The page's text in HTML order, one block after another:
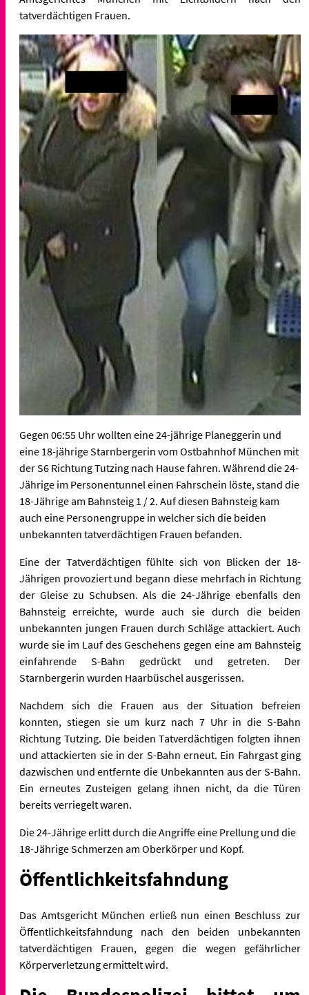
tatverdächtigen Frauen.
Gegen 06:55 Uhr wollten eine 24-jährige Planeggerin und
eine 18-jährige Starnbergerin vom Ostbahnhof München mit
der S6 Richtung Tutzing nach Hause fahren. Während die 24-
Jährige im Personentunnel einen Fahrschein löste, stand die
18-Jährige am Bahnsteig 1 / 2. Auf diesen Bahnsteig kam
auch eine Personengruppe in welcher sich die beiden
unbekannten tatverdächtigen Frauen befanden.
Eine der Tatverdächtigen fühlte sich von Blicken der 18-
Jährigen provoziert und begann diese mehrfach in Richtung
der Gleise zu Schubsen. Als die 24-Jährige ebenfalls den
Bahnsteig erreichte, wurde auch sie durch die beiden
unbekannten jungen Frauen durch Schläge attackiert. Auch
wurde sie im Lauf des Geschehens gegen eine am Bahnsteig
einfahrende S-Bahn gedrückt und getreten. Der
Starnbergerin wurden Haarbüschel ausgerissen.
Nachdem sich die Frauen aus der Situation befreien
konnten, stiegen sie um kurz nach 7 Uhr in die S-Bahn
Richtung Tutzing. Die beiden Tatverdächtigen folgten ihnen
und attackierten sie in der S-Bahn erneut. Ein Fahrgast ging
dazwischen und entfernte die Unbekannten aus der S-Bahn.
Ein erneutes Zusteigen gelang ihnen nicht, da die Türen
bereits verriegelt waren.
Die 24-Jährige erlitt durch die Angriffe eine Prellung und die
18-Jährige Schmerzen am Oberkörper und Kopf.
Öffentlichkeitsfahndung
Das Amtsgericht München erließ nun einen Beschluss zur
Öffentlichkeitsfahndung nach den beiden unbekannten
tatverdächtigen Frauen, gegen die wegen gefährlicher
Körperverletzung ermittelt wird.